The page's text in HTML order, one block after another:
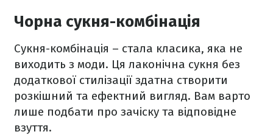
Чорна сукня-комбінація
Сукня-комбінація – стала класика, яка не
виходить з моди. Ця лаконічна сукня без
додаткової стилізації здатна створити
розкішний та ефектний вигляд. Вам варто
лише подбати про зачіску та відповідне
взуття.